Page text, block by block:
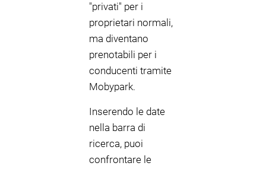
"privati" per i
proprietari normali,
ma diventano
prenotabili per i
conducenti tramite
Mobypark.
Inserendo le date
nella barra di
ricerca, puoi
confrontare le